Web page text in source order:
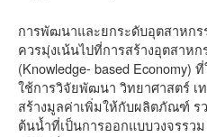
การพัฒนาและยกระดับอุตสาหก
ควรมุ่งเน้นไปที่การสร้างอุตสาห
(Knowledge- based
ใช้การวิจัยพัฒนา วิทยาศาสตร์ เ
สร้างมูลค่าเพิ่มให้กับผลิตภัณฑ์ ร
ต้นน้ำที่เป็นการออกแบบวงจรรว